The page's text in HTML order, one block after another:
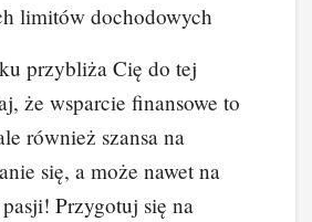
limitów dochodowych
przybliża Cię do tej
że wsparcie finansowe to
również szansa na
się, a może nawet na
Przygotuj się na